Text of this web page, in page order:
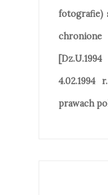
fotografie)
prawach